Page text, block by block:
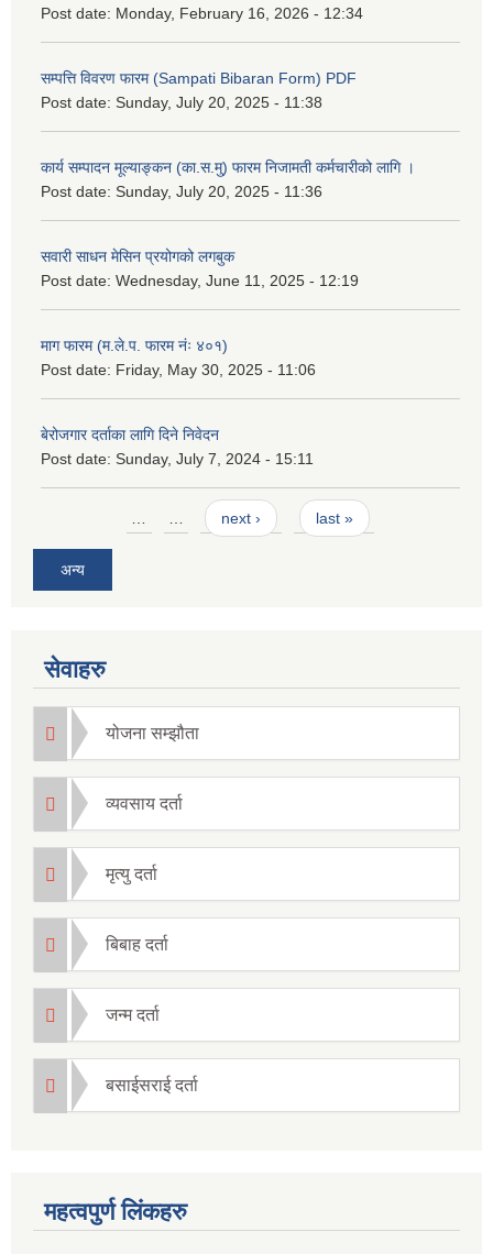
Post date: Monday, February 16, 2026 - 12:34
सम्पत्ति विवरण फारम (Sampati Bibaran Form) PDF
Post date: Sunday, July 20, 2025 - 11:38
कार्य सम्पादन मूल्याङ्कन (का.स.मु) फारम निजामती कर्मचारीको लागि ।
Post date: Sunday, July 20, 2025 - 11:36
सवारी साधन मेसिन प्रयोगको लगबुक
Post date: Wednesday, June 11, 2025 - 12:19
माग फारम (म.ले.प. फारम नंः ४०१)
Post date: Friday, May 30, 2025 - 11:06
बेरोजगार दर्ताका लागि दिने निवेदन
Post date: Sunday, July 7, 2024 - 15:11
… … next › last »
अन्य
सेवाहरु
योजना सम्झौता
व्यवसाय दर्ता
मृत्यु दर्ता
बिबाह दर्ता
जन्म दर्ता
बसाईसराई दर्ता
महत्वपुर्ण लिंकहरु